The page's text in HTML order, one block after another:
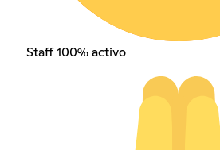
Staff 100% activo